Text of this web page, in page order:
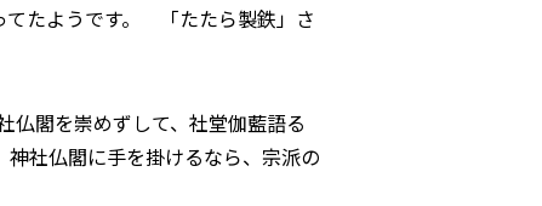
たようです。 「たたら製鉄」さ
閣を崇めずして、社堂伽藍語る
社仏閣に手を掛けるなら、宗派の